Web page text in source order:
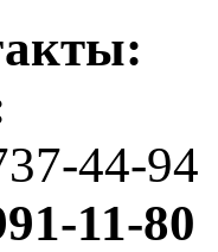
44-94
11-80